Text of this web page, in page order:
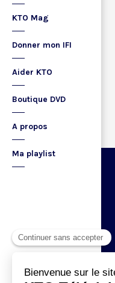
KTO Mag
Donner mon IFI
Aider KTO
Boutique DVD
A propos
Ma playlist